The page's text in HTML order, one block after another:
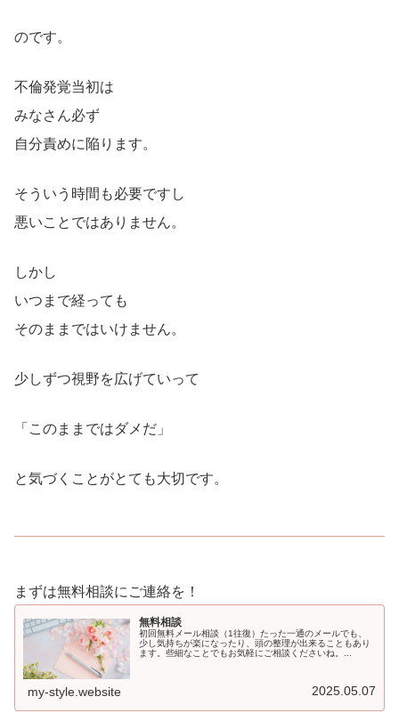
のです。
不倫発覚当初は
みなさん必ず
自分責めに陥ります。
そういう時間も必要ですし
悪いことではありません。
しかし
いつまで経っても
そのままではいけません。
少しずつ視野を広げていって
「このままではダメだ」
と気づくことがとても大切です。
まずは無料相談にご連絡を！
無料相談
初回無料メール相談（1往復）たった一通のメールでも、
少し気持ちが楽になったり、頭の整理が出来ることもあり
ます。些細なことでもお気軽にご相談くださいね。...
my-style.website 2025.05.07